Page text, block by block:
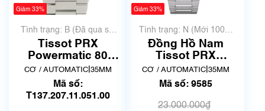
Giảm 33%
Tình trạng: B (Đã qua sử
dụng, hàng đẹp, có chút
xước dăm)
Tissot PRX
Powermatic 80
T137.207.11.051.00
CƠ / AUTOMATIC| 35MM
Mã số:
T137.207.11.051.00
Giảm 33%
Tình trạng: N (Mới 100%
chưa qua sử dụng)
Đồng Hồ Nam
Tissot PRX
Powermatic 80
T137.207.11.351.00
CƠ / AUTOMATIC| 35MM
Mã số: 9585
23.000.000₫